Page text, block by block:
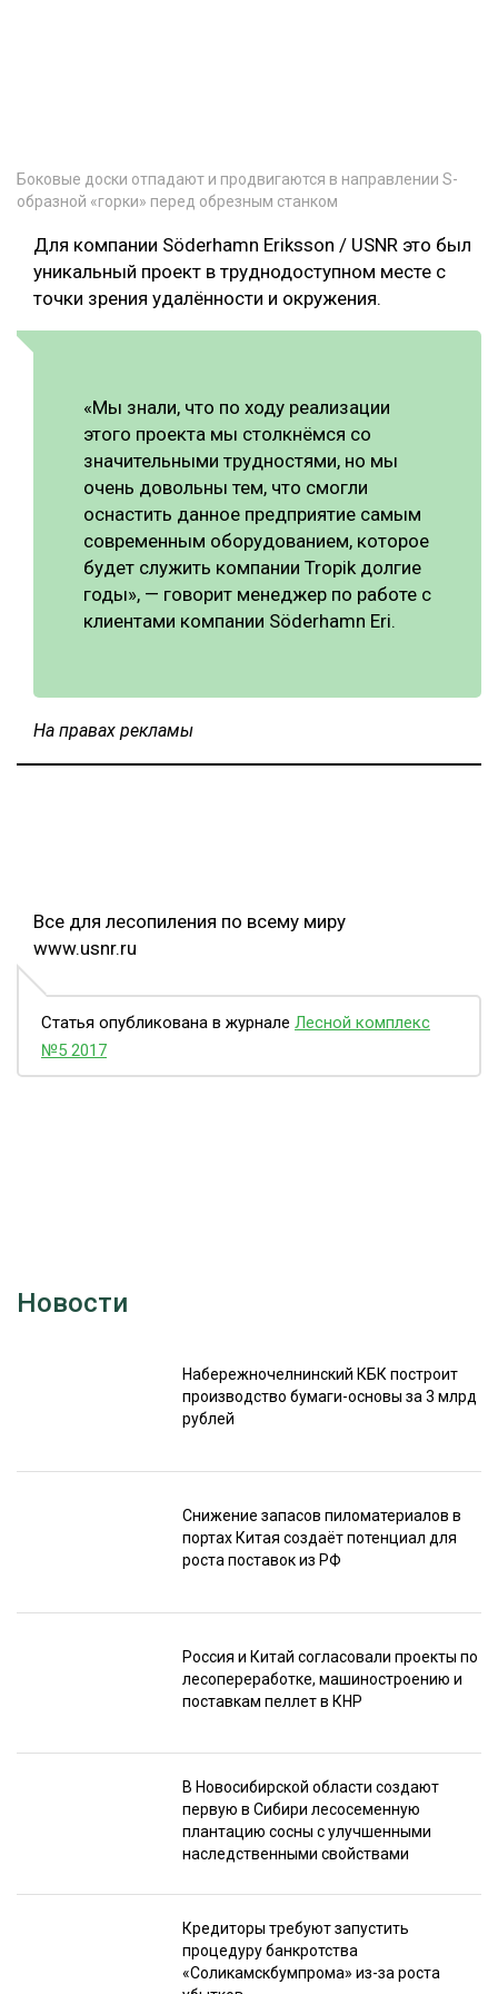
Боковые доски отпадают и продвигаются в направлении S-
образной «горки» перед обрезным станком
Для компании Söderhamn Eriksson / USNR это был
уникальный проект в труднодоступном месте с
точки зрения удалённости и окружения.
«Мы знали, что по ходу реализации
этого проекта мы столкнёмся со
значительными трудностями, но мы
очень довольны тем, что смогли
оснастить данное предприятие самым
современным оборудованием, которое
будет служить компании Tropik долгие
годы», — говорит менеджер по работе с
клиентами компании Söderhamn Eri.
На правах рекламы
Все для лесопиления по всему миру
www.usnr.ru
Статья опубликована в журнале Лесной комплекс
№5 2017
Новости
Набережночелнинский КБК построит
производство бумаги-основы за 3 млрд
рублей
Снижение запасов пиломатериалов в
портах Китая создаёт потенциал для
роста поставок из РФ
Россия и Китай согласовали проекты по
лесопереработке, машиностроению и
поставкам пеллет в КНР
В Новосибирской области создают
первую в Сибири лесосеменную
плантацию сосны с улучшенными
наследственными свойствами
Кредиторы требуют запустить
процедуру банкротства
«Соликамскбумпрома» из-за роста